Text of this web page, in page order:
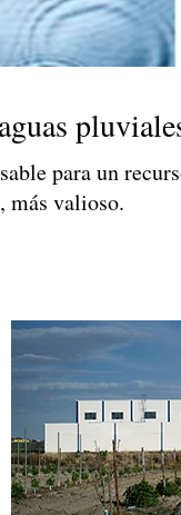
para un
más valioso.